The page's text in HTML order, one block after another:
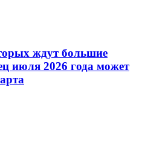
ждут большие
июля 2026 года может